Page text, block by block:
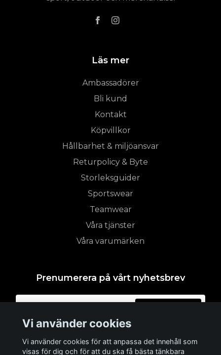
Läs mer
Ambassadörer
Bli kund
Kontakt
Köpvillkor
Hållbarhet & miljöansvar
Returpolicy & Byte
Storleksguider
Sportswear
Teamwear
Våra tjänster
Våra varumärken
Prenumerera på vårt nyhetsbrev
Vi använder cookies
Vi använder cookies för att anpassa det innehåll som
visas för dig och för att du ska få bästa tänkbara